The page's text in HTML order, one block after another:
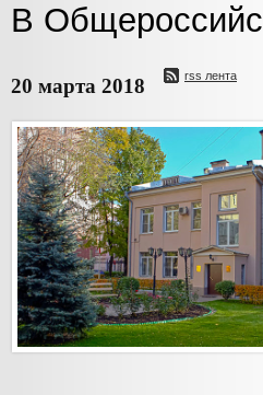
В
20 марта 2018 rss лента